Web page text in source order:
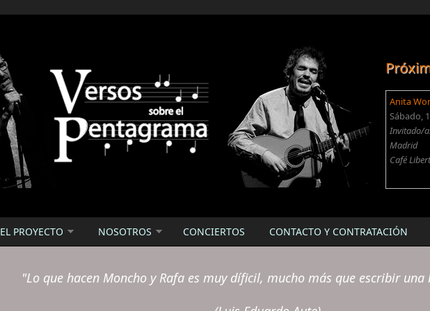
Anita
Sábado,
Invitado/
Madrid
Café
EL PROYECTO NOSOTROS CONCIERTOS CONTACTO Y CONTRATACIÓN
"Lo que hacen Moncho y Rafa es muy díficil, mucho más que escribir una